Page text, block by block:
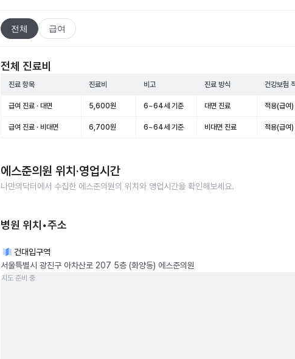
전체 급여
전체 진료비
진료 항목 진료비 비고 진료 방식 건강보험
급여 진료 · 대면 5,600원 6~64세 기준 대면 진료 적용(급여)
급여 진료 · 비대면 6,700원 6~64세 기준 비대면 진료 적용(급여)
에스준의원 위치·영업시간
나만의닥터에서 수집한 에스준의원의 위치와 영업시간을 확인해보세요.
병원 위치•주소
건대입구역
서울특별시 광진구 아차산로 207 5층 (화양동) 에스준의원
지도 준비 중